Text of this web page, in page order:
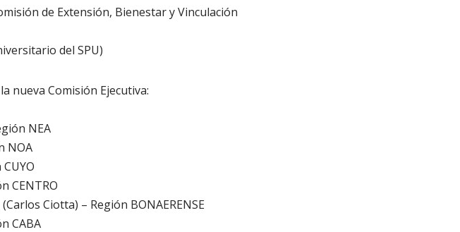
de Extensión, Bienestar y Vinculación
del SPU)
nueva Comisión Ejecutiva:
NEA
NOA
CENTRO
Ciotta) – Región BONAERENSE
CABA